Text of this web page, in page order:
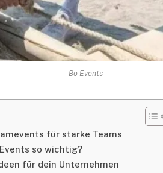
Bo Events
für starke Teams
so wichtig?
für dein Unternehmen